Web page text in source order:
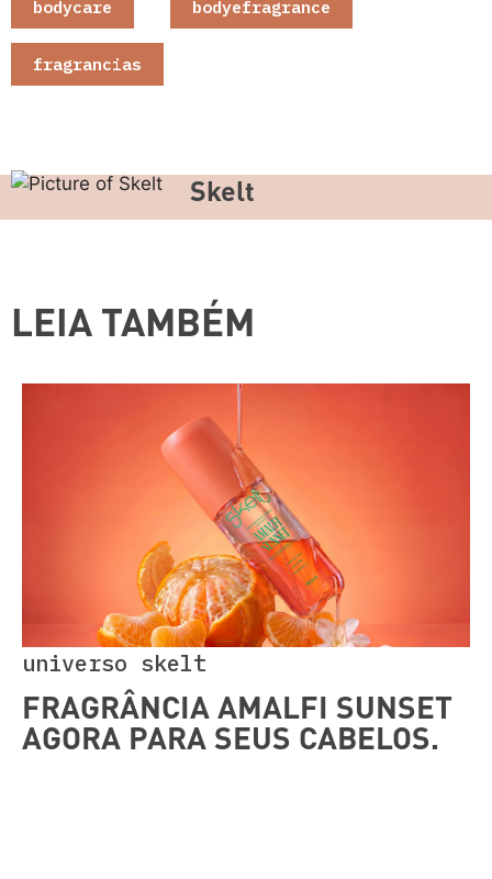
bodycare bodyefragrance
fragrancias
Skelt
LEIA TAMBÉM
universo skelt
FRAGRÂNCIA AMALFI SUNSET
AGORA PARA SEUS CABELOS.